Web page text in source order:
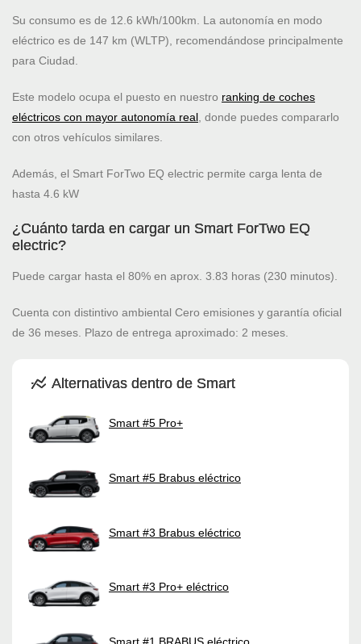
Su consumo es de 12.6 kWh/100km. La autonomía en modo
eléctrico es de 147 km (WLTP), recomendándose principalmente
para Ciudad.
Este modelo ocupa el puesto en nuestro ranking de coches
eléctricos con mayor autonomía real, donde puedes compararlo
con otros vehículos similares.
Además, el Smart ForTwo EQ electric permite carga lenta de
hasta 4.6 kW
¿Cuánto tarda en cargar un Smart ForTwo EQ
electric?
Puede cargar hasta el 80% en aprox. 3.83 horas (230 minutos).
Cuenta con distintivo ambiental Cero emisiones y garantía oficial
de 36 meses. Plazo de entrega aproximado: 2 meses.
Alternativas dentro de Smart
Smart #5 Pro+
Smart #5 Brabus eléctrico
Smart #3 Brabus eléctrico
Smart #3 Pro+ eléctrico
Smart #1 BRABUS eléctrico